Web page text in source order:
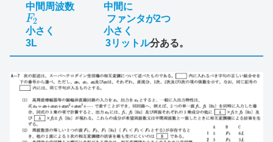
中間周波数 中間に
F2
ファンタが2つ
小さく 小さく
3L 3リットル分ある。